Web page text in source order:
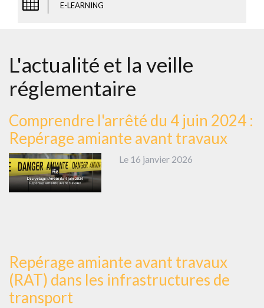
E-LEARNING
L'actualité et la veille
réglementaire
Comprendre l'arrêté du 4 juin 2024 :
Repérage amiante avant travaux
Le 16 janvier 2026
Repérage amiante avant travaux
(RAT) dans les infrastructures de
transport